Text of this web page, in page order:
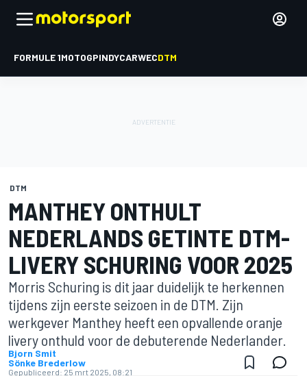
FORMULE 1MOTOGPINDYCARWECDTM
DTM
MANTHEY ONTHULT
NEDERLANDS GETINTE DTM-
LIVERY SCHURING VOOR 2025
Morris Schuring is dit jaar duidelijk te herkennen
tijdens zijn eerste seizoen in de DTM. Zijn
werkgever Manthey heeft een opvallende oranje
livery onthuld voor de debuterende Nederlander.
Bjorn Smit
Sönke Brederlow
Gepubliceerd: 25 mrt 2025, 08:21